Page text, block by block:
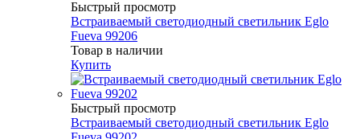
Быстрый просмотр
Встраиваемый светодиодный светильник Eglo
Fueva 99206
Товар в наличии
Купить
Быстрый просмотр
Встраиваемый светодиодный светильник Eglo